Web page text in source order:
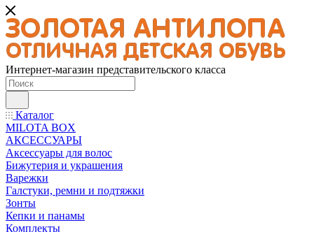
Интернет-магазин представительского класса
Каталог
MILOTA BOX
АКСЕССУАРЫ
Аксессуары для волос
Бижутерия и украшения
Варежки
Галстуки, ремни и подтяжки
Зонты
Кепки и панамы
Комплекты